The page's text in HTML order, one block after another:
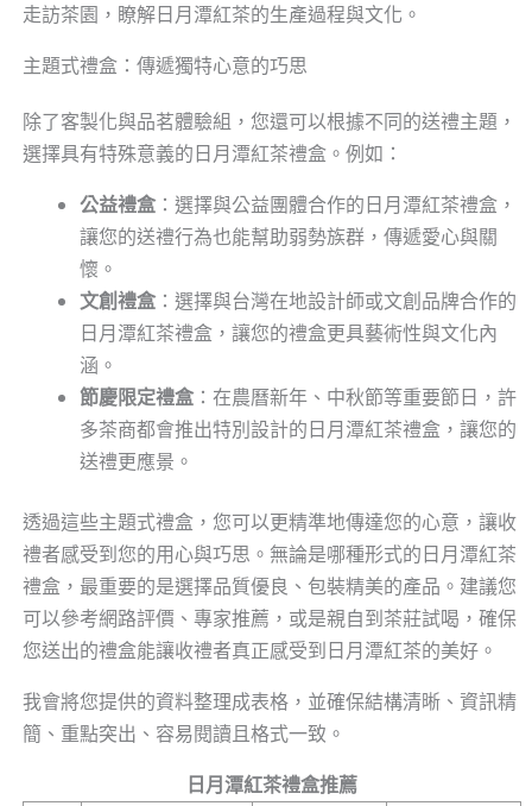
走訪茶園，瞭解日月潭紅茶的生產過程與文化。
主題式禮盒：傳遞獨特心意的巧思
除了客製化與品茗體驗組，您還可以根據不同的送禮主題，
選擇具有特殊意義的日月潭紅茶禮盒。例如：
公益禮盒：選擇與公益團體合作的日月潭紅茶禮盒，
讓您的送禮行為也能幫助弱勢族群，傳遞愛心與關
懷。
文創禮盒：選擇與台灣在地設計師或文創品牌合作的
日月潭紅茶禮盒，讓您的禮盒更具藝術性與文化內
涵。
節慶限定禮盒：在農曆新年、中秋節等重要節日，許
多茶商都會推出特別設計的日月潭紅茶禮盒，讓您的
送禮更應景。
透過這些主題式禮盒，您可以更精準地傳達您的心意，讓收
禮者感受到您的用心與巧思。無論是哪種形式的日月潭紅茶
禮盒，最重要的是選擇品質優良、包裝精美的產品。建議您
可以參考網路評價、專家推薦，或是親自到茶莊試喝，確保
您送出的禮盒能讓收禮者真正感受到日月潭紅茶的美好。
我會將您提供的資料整理成表格，並確保結構清晰、資訊精
簡、重點突出、容易閱讀且格式一致。
日月潭紅茶禮盒推薦